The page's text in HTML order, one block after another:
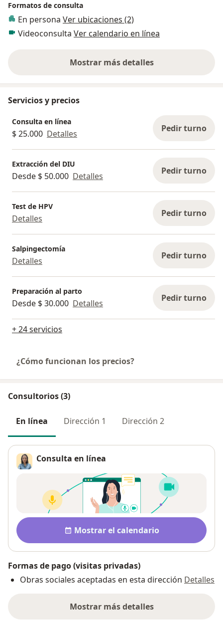
Formatos de consulta
En persona Ver ubicaciones (2)
Videoconsulta Ver calendario en línea
Mostrar más detalles
sobre la experiencia
Servicios y precios
Consulta en línea
$ 25.000 Detalles Pedir turno
Extracción del DIU
Desde $ 50.000 Detalles Pedir turno
Test de HPV
Detalles Pedir turno
Salpingectomía
Detalles Pedir turno
Preparación al parto
Desde $ 30.000 Detalles Pedir turno
+ 24 servicios
¿Cómo funcionan los precios?
Consultorios (3)
En línea Dirección 1 Dirección 2
Consulta en línea
Pago después de la consulta
Disponibilidad
Mostrar el calendario
Formas de pago (visitas privadas)
Obras sociales aceptadas en esta dirección Detalles
Mostrar más detalles
sobre la dirección